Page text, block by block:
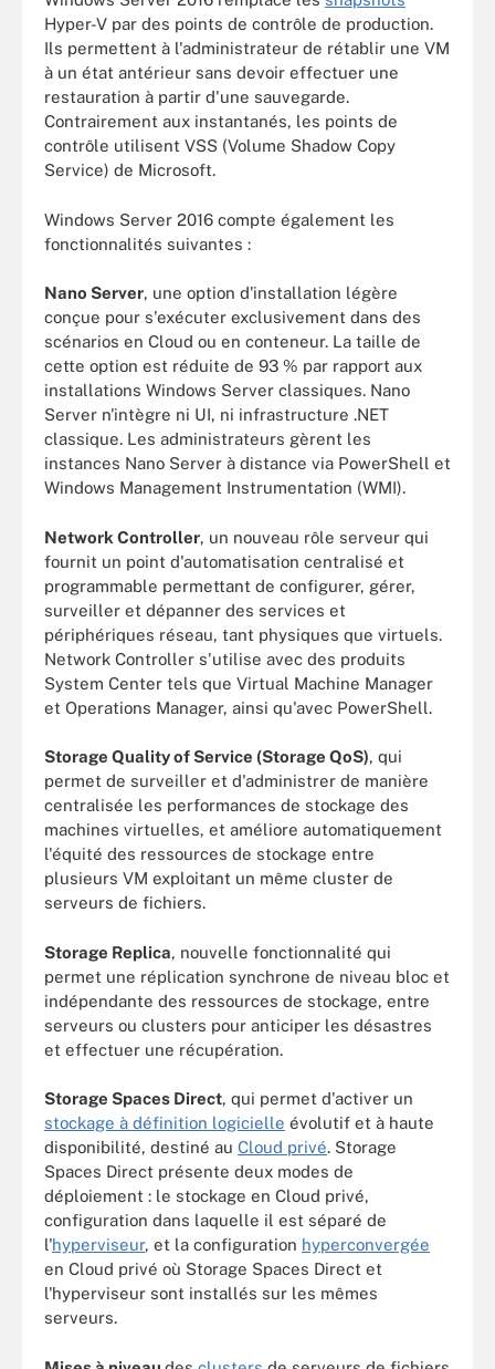
Hyper-V par des points de contrôle de production.
Ils permettent à l'administrateur de rétablir une VM
à un état antérieur sans devoir effectuer une
restauration à partir d'une sauvegarde.
Contrairement aux instantanés, les points de
contrôle utilisent VSS (Volume Shadow Copy
Service) de Microsoft.
Windows Server 2016 compte également les
fonctionnalités suivantes :
Nano Server, une option d'installation légère
conçue pour s'exécuter exclusivement dans des
scénarios en Cloud ou en conteneur. La taille de
cette option est réduite de 93 % par rapport aux
installations Windows Server classiques. Nano
Server n'intègre ni UI, ni infrastructure .NET
classique. Les administrateurs gèrent les
instances Nano Server à distance via PowerShell et
Windows Management Instrumentation (WMI).
Network Controller, un nouveau rôle serveur qui
fournit un point d'automatisation centralisé et
programmable permettant de configurer, gérer,
surveiller et dépanner des services et
périphériques réseau, tant physiques que virtuels.
Network Controller s'utilise avec des produits
System Center tels que Virtual Machine Manager
et Operations Manager, ainsi qu'avec PowerShell.
Storage Quality of Service (Storage QoS), qui
permet de surveiller et d'administrer de manière
centralisée les performances de stockage des
machines virtuelles, et améliore automatiquement
l'équité des ressources de stockage entre
plusieurs VM exploitant un même cluster de
serveurs de fichiers.
Storage Replica, nouvelle fonctionnalité qui
permet une réplication synchrone de niveau bloc et
indépendante des ressources de stockage, entre
serveurs ou clusters pour anticiper les désastres
et effectuer une récupération.
Storage Spaces Direct, qui permet d'activer un
stockage à définition logicielle évolutif et à haute
disponibilité, destiné au Cloud privé. Storage
Spaces Direct présente deux modes de
déploiement : le stockage en Cloud privé,
configuration dans laquelle il est séparé de
l'hyperviseur, et la configuration hyperconvergée
en Cloud privé où Storage Spaces Direct et
l'hyperviseur sont installés sur les mêmes
serveurs.